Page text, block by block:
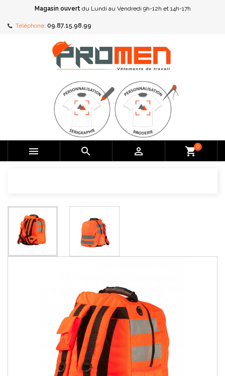
Magasin ouvert du Lundi au Vendredi 9h-12h et 14h-17h
Téléphone: 09.87.15.98.99
   shopping_cart0